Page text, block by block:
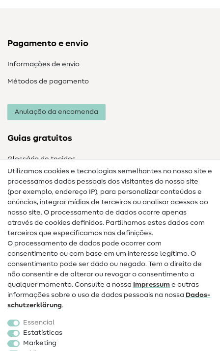
Pagamento e envio
Informações de envio
Métodos de pagamento
Anulação da encomenda
Guias gratuitos
Glossário de tecidos
Guias de costura
Ajuda e contacto
Contacto
Mudança de proprietário
Perguntas frequentes (FAQ)
Direito de cancelamento
Popular
Tecidos
Acessórios de costura
Utilizamos cookies e tecnologias semelhantes no nosso site e
processamos dados pessoais dos visitantes do nosso site
(por exemplo, endereço IP), para personalizar conteúdos e
anúncios, integrar mídias de terceiros ou analisar acessos ao
nosso site. O processamento de dados ocorre apenas
através de cookies definidos. Partilhamos estes dados com
terceiros que especificamos nas definições.
O processamento de dados pode ocorrer com
consentimento ou com base em um interesse legítimo. O
consentimento pode ser dado ou negado. Tem o direito de
não consentir e de alterar ou revogar o consentimento a
qualquer momento. Consulte a nossa Impressum e outras
informações sobre o uso de dados pessoais na nossa Dados­
schutz­erklärung.
Essencial
Estatísticas
Marketing